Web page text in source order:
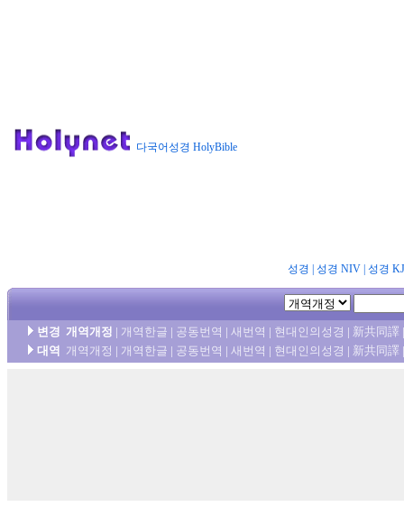
다국어성경 HolyBible
성경 성경 NIV| 성경
변경 개역개정 | 개역한글 | 공동번역 | 새번역 | 현대인의성경 | 新共同譯
대역
개역개정 | 개역한글 | 공동번역 | 새번역 | 현대인의성경 | 新共同譯